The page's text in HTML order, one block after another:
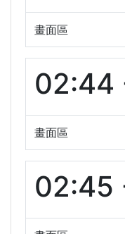
畫面區
02:44
畫面區
02:45